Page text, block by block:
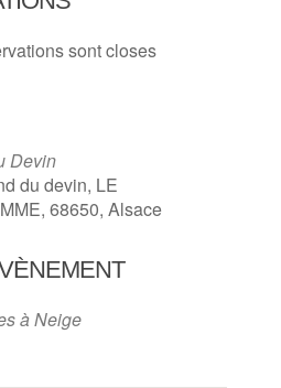
sont closes
Devin
du devin, LE
68650, Alsace
à Neige